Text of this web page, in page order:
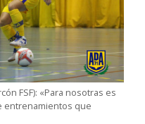
FSF): «Para nosotras es
entrenamientos que